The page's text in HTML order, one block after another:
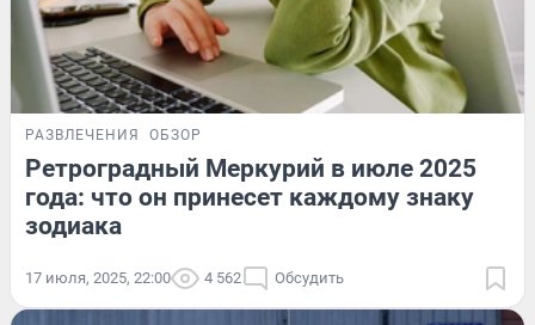
РАЗВЛЕЧЕНИЯ ОБЗОР
Ретроградный Меркурий в июле 2025
года: что он принесет каждому знаку
зодиака
17 июля, 2025, 22:00 4 562 Обсудить